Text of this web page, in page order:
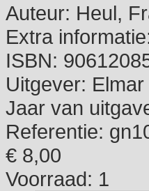
Auteur: Heul,
Extra
ISBN:
Uitgever: Elmar
Jaar van
Referentie:
€ 8,00
Voorraad: 1